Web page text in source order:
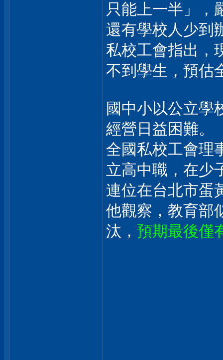
只能上一半」，
還有學校人少到
私校工會指出，
不到學生，預估
國中小以公立學
經營日益困難。
全國私校工會理
立高中職，在少
連位在台北市蛋
他觀察，教育部
汰， 預期最後僅